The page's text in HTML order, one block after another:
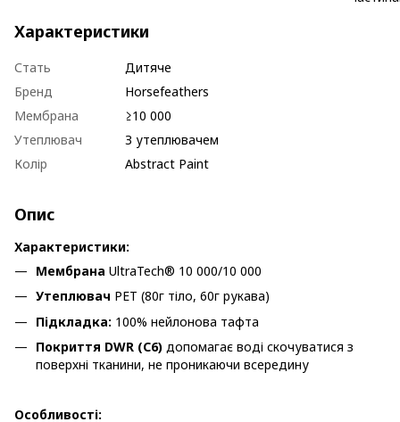
Характеристики
Стать
Дитяче
Бренд
Horsefeathers
Мембрана
≥10 000
Утеплювач
З утеплювачем
Колір
Abstract Paint
Опис
Характеристики:
Мембрана UltraTech® 10 000/10 000
Утеплювач PET (80г тіло, 60г рукава)
Підкладка: 100% нейлонова тафта
Покриття DWR (C6) допомагає воді скочуватися з
поверхні тканини, не проникаючи всередину
Особливості: